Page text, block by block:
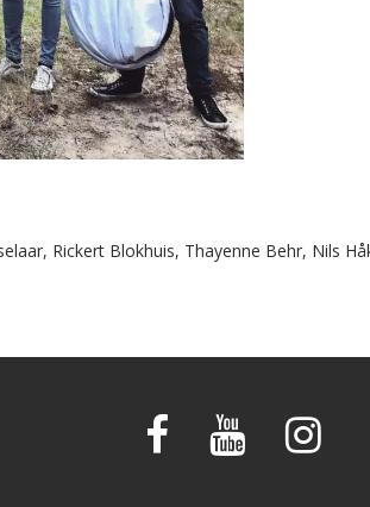
Rickert Blokhuis, Thayenne Behr, Nils